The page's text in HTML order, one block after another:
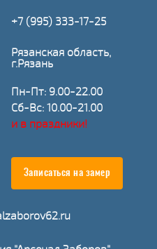
+7 (995) 333-17-25
Рязанская область,
г.Рязань
Пн-Пт: 9.00-22.00
Сб-Вс: 10.00-21.00
и в праздники!
Записаться на замер